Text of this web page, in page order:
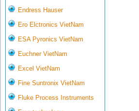
Endress Hauser
Ero Elctronics VietNam
ESA Pyronics VietNam
Euchner VietNam
Excel VietNam
Fine Suntronix VietNam
Fluke Process Instruments